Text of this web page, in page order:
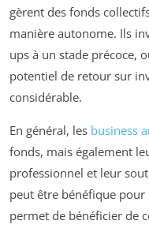
gèrent des fonds
manière autonome. Ils
ups à un stade précoce,
potentiel de retour sur
considérable.
En général, les business
fonds, mais également
professionnel et leur
peut être bénéfique
permet de bénéficier de